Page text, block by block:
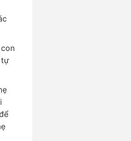
tự